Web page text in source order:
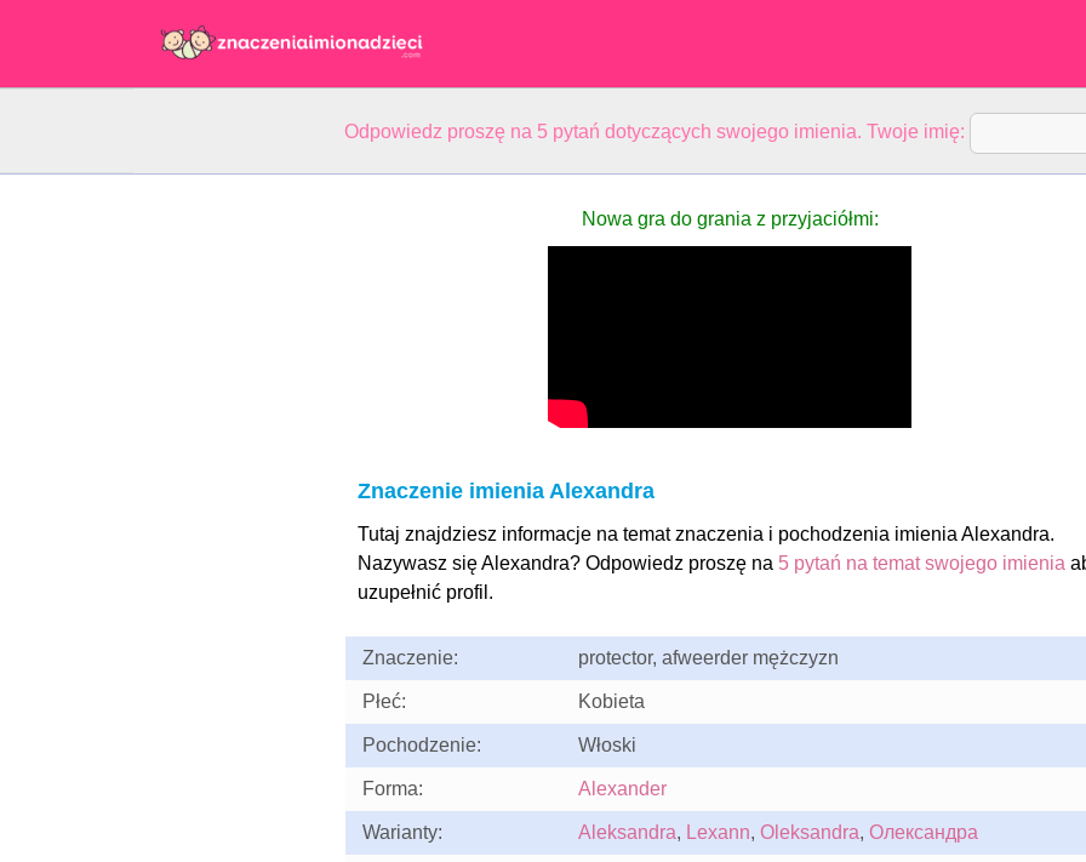
Odpowiedz proszę na 5 pytań dotyczących swojego imienia. Twoje imię:
Nowa gra do grania z przyjaciółmi:
Znaczenie imienia Alexandra
Tutaj znajdziesz informacje na temat znaczenia i pochodzenia imienia Alexandra.
Nazywasz się Alexandra? Odpowiedz proszę na 5 pytań na temat swojego imienia
uzupełnić profil.
Znaczenie: protector, afweerder mężczyzn
Płeć: Kobieta
Pochodzenie: Włoski
Forma: Alexander
Warianty: Aleksandra, Lexann, Oleksandra, Олександра